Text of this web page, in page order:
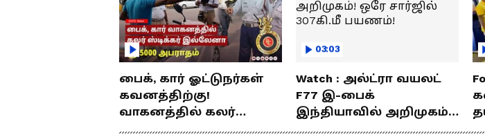
பைக், கார் ஓட்டுநர்கள்
கவனத்திற்கு!
வாகனத்தில் கலர்
03:03
Watch : அல்ட்ரா வயலட்
F77 இ-பைக்
இந்தியாவில் அறிமுகம்!